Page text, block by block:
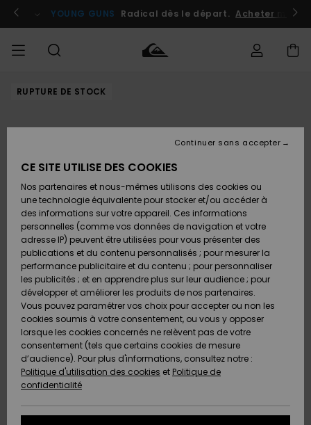
l'information
le
Se connecter / s'inscrire
YOUNG GUNS Radical dès le départ. Acheter
HOMME Vêtements
Chaussures
& Tongs
Surf
Snow
Nouveautés
A
Découvrir
Vêtements
Chaussures
& Tongs
Surf
Snow
Nouveautés
A
Découvrir
FEMME
Shop
A
Découvrir
Snow
SURF
Surf
Surf
Shop
Enfant
Highlights
Communauté
SNOW
Snow
Snow
Shop
Enfant
Snow
Shop
Femme
A
Découvrir
Communauté
OUTLET
Outlet
Enfant
Outlet
Femme
AIDE &
CONTACT
Accéder à
Retours
Paiement
Carte
Cadeau
Quiksilver
Freedom
Protection
des
MAGASINS
QUIKSILVER
RUPTURE DE STOCK
CE SITE UTILISE DES COOKIES
Nos partenaires et nous-mêmes utilisons des cookies ou
une technologie équivalente pour stocker et/ou accéder à
des informations sur votre appareil. Ces informations
personnelles (comme vos données de navigation et votre
adresse IP) peuvent être utilisées pour vous présenter des
publications et du contenu personnalisés ; pour mesurer la
performance publicitaire et du contenu ; pour personnaliser
les publicités ; et en apprendre plus sur leur audience ; pour
développer et améliorer les produits de nos partenaires.
Vous pouvez paramétrer vos choix pour accepter ou non les
cookies soumis à votre consentement, ou vous y opposer
lorsque les cookies concernés ne relèvent pas de votre
consentement (tels que certains cookies de mesure
d’audience). Pour plus d'informations, consultez notre :
Politique d'utilisation des cookies et Politique de
confidentialité
Continuer sans accepter